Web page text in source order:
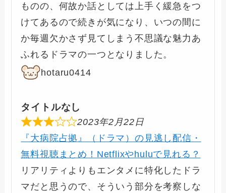
ものの、何故か話としては上手く緩急をつ
けてあるので続きが気になり、いつの間に
か毎週欠かさず見てしまう不思議な魅力あ
ふれるドラマの一つとなりました。
hotaru0414
タイトルなし
2023年2月22日
『大病院占拠』（ドラマ）の見逃し配信・
無料視聴まとめ！Netflixやhuluで見れる？
リアリティよりもエンタメに特化したドラ
マだと思うので、そういう部分を考察しな